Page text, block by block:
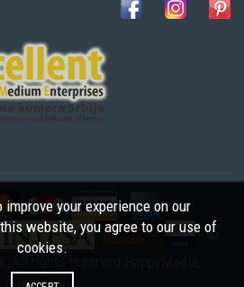
©
your experience on our
website, you agree to our use of
cookies.